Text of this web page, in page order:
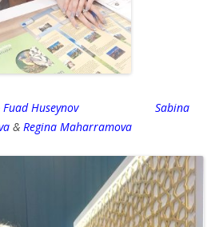
Fuad Huseynov
Sabina
& Regina Maharramova